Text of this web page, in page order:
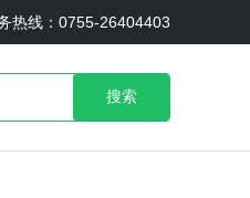
热线：0755-26404403
搜索